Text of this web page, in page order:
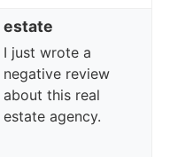
estate
I just wrote a
negative review
about this real
estate agency.